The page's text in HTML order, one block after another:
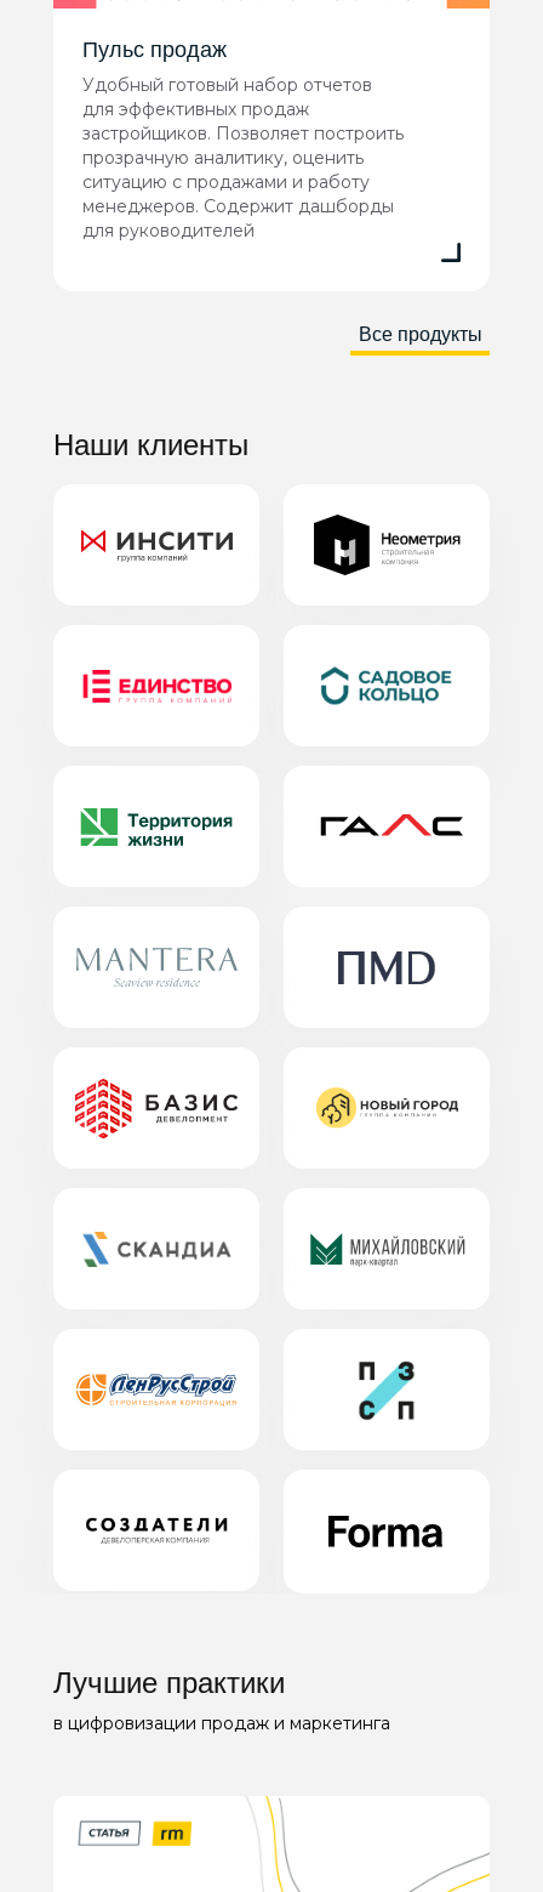
Все продукты
Пульс продаж
Удобный готовый набор отчетов
для эффективных продаж
застройщиков. Позволяет построить
прозрачную аналитику, оценить
ситуацию с продажами и работу
менеджеров. Содержит дашборды
для руководителей
Наши клиенты
Лучшие практики
в цифровизации продаж и маркетинга